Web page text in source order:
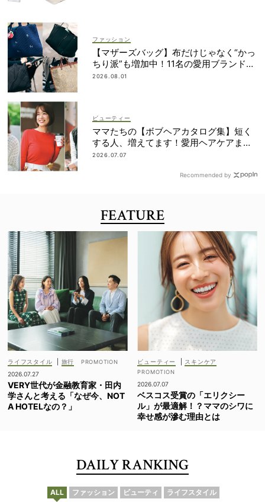
ファッション
【マザーズバッグ】布だけじゃなく“かっ
ちり派”も増加中！11名の愛用ブランド
は？
2026.08.01
ビューティー
ママたちの【ボブヘアカタログ集】短く
する人、増えてます！愛用ヘアケアまで
全部見せ
2026.07.07
Recommended by
FEATURE
ライフスタイル
旅行
2026.07.27
VERY世代が金融教育家・田内
学さんと考える「なぜ今、NOT
A HOTELなの？」
ビューティー スキンケア
2026.07.07
ベスコス受賞の「エリクシー
ル」が最適解！？ママのシワに
幸せ感が滲む理由とは
DAILY RANKING
ALL ファッション ビューティ ライフスタイル